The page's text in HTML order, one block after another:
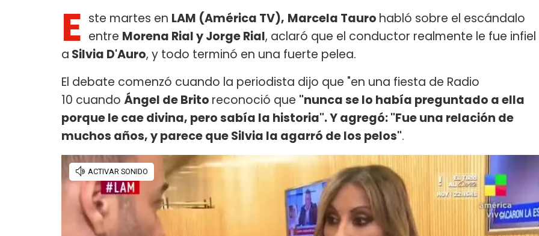
E ste martes en LAM (América TV), Marcela Tauro habló sobre el escándalo
entre Morena Rial y Jorge Rial, aclaró que el conductor realmente le fue infiel
a Silvia D'Auro, y todo terminó en una fuerte pelea.
El debate comenzó cuando la periodista dijo que "en una fiesta de Radio
10 cuando Ángel de Brito reconoció que "nunca se lo había preguntado a ella
porque le cae divina, pero sabía la historia". Y agregó: "Fue una relación de
muchos años, y parece que Silvia la agarró de los pelos".